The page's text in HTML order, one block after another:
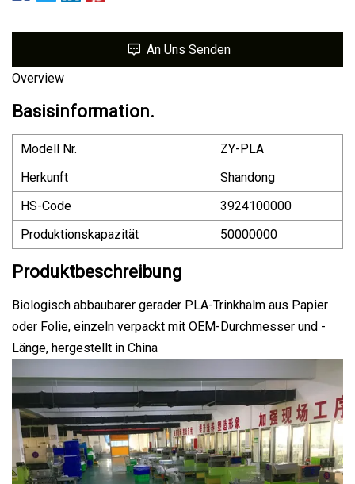
An Uns Senden
Overview
Basisinformation.
Modell Nr.
ZY-PLA
Herkunft
Shandong
HS-Code
3924100000
Produktionskapazität
50000000
Produktbeschreibung
Biologisch abbaubarer gerader PLA-Trinkhalm aus Papier
oder Folie, einzeln verpackt mit OEM-Durchmesser und -
Länge, hergestellt in China